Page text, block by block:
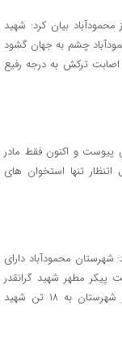
بیان کرد: شهید
ماه ۱۳۴۴ در ترسیاب محمودآباد چشم به جهان گشود
در منطقه فکه با اصابت ترکش به درجه رفیع
پیوست و اکنون فقط مادر
انتظار فرزند خود است که بعد از ۳۸ سال اتنظار تنها استخوان های
شهرستان محمودآباد دارای
پیکر مطهر شهید گرانقدر
منوچهر تقدسی به زادگاهشان تعداد شهدای جاویدالاثر شهرستان به ۱۸ تن شهید